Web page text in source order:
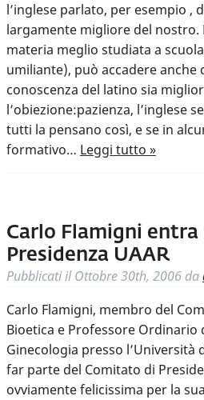
l’inglese parlato, per esempio ,
largamente migliore del nostro.
materia meglio studiata a
umiliante), può accadere anche
conoscenza del latino sia
l’obiezione:pazienza, l’inglese
tutti la pensano così, e se in
formativo… Leggi tutto »
Carlo Flamigni
Presidenza UAAR
Pubblicati ilOttobre 30th, 2006 da
Carlo Flamigni, membro del
Bioetica e Professore Ordinario
Ginecologia presso l’Università
far parte del Comitato di
ovviamente felicissima per la